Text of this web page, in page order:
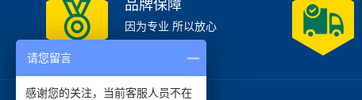
品牌保障
因为专业 所以放心
请您留言
感谢您的关注，当前客服人员不在